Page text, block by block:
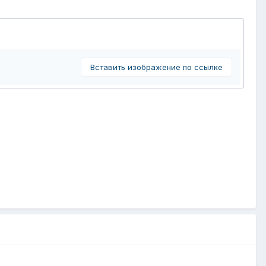
Вставить изображение по ссылке